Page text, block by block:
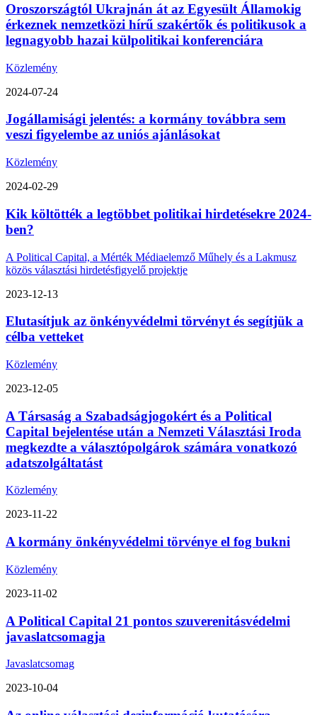
Oroszországtól Ukrajnán át az Egyesült Államokig
érkeznek nemzetközi hírű szakértők és politikusok a
legnagyobb hazai külpolitikai konferenciára
Közlemény
2024-07-24
Jogállamisági jelentés: a kormány továbbra sem
veszi figyelembe az uniós ajánlásokat
Közlemény
2024-02-29
Kik költötték a legtöbbet politikai hirdetésekre 2024-
ben?
A Political Capital, a Mérték Médiaelemző Műhely és a Lakmusz
közös választási hirdetésfigyelő projektje
2023-12-13
Elutasítjuk az önkényvédelmi törvényt és segítjük a
célba vetteket
Közlemény
2023-12-05
A Társaság a Szabadságjogokért és a Political
Capital bejelentése után a Nemzeti Választási Iroda
megkezdte a választópolgárok számára vonatkozó
adatszolgáltatást
Közlemény
2023-11-22
A kormány önkényvédelmi törvénye el fog bukni
Közlemény
2023-11-02
A Political Capital 21 pontos szuverenitásvédelmi
javaslatcsomagja
Javaslatcsomag
2023-10-04